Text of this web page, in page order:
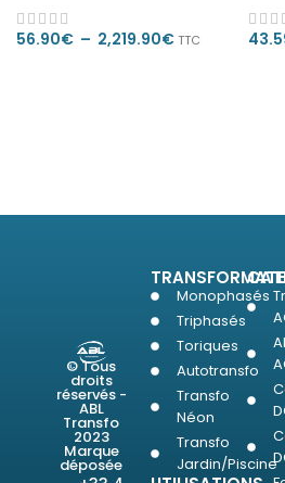
56.90€ – 2,219.90€TTC
© Tous
droits
réservés -
ABL
Transfo
2023
Marque
déposée
Monophasés
Triphasés
Toriques
Autotransfo
Transfo
Néon
Transfo
Jardin/Piscine